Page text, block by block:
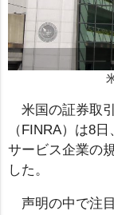
米国の証券取
（FINRA）は8
サービス企業の
した。
声明の中で注